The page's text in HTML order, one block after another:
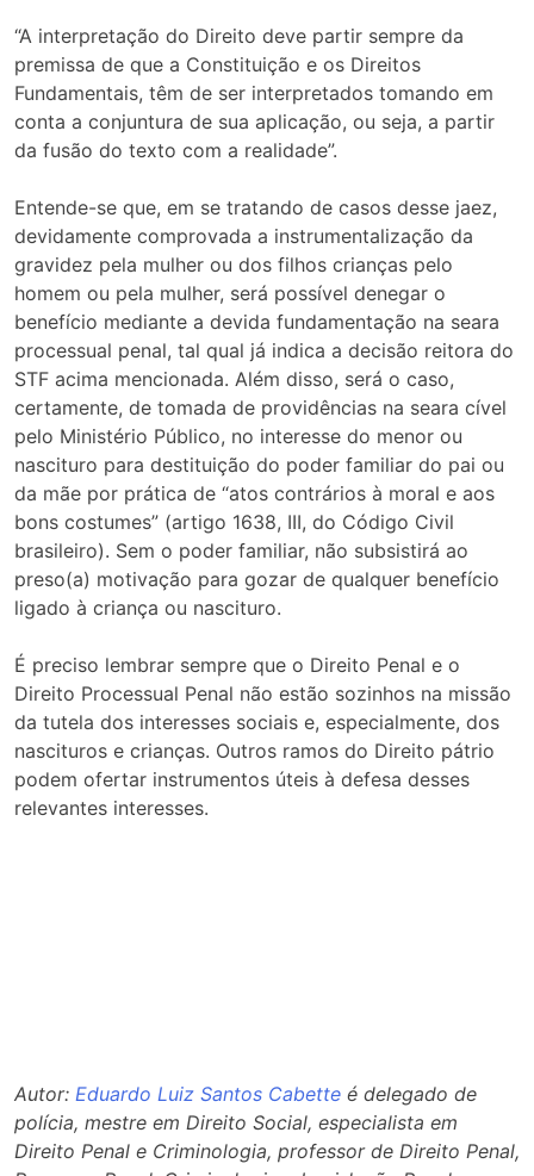
“A interpretação do Direito deve partir sempre da
premissa de que a Constituição e os Direitos
Fundamentais, têm de ser interpretados tomando em
conta a conjuntura de sua aplicação, ou seja, a partir
da fusão do texto com a realidade”.
Entende-se que, em se tratando de casos desse jaez,
devidamente comprovada a instrumentalização da
gravidez pela mulher ou dos filhos crianças pelo
homem ou pela mulher, será possível denegar o
benefício mediante a devida fundamentação na seara
processual penal, tal qual já indica a decisão reitora do
STF acima mencionada. Além disso, será o caso,
certamente, de tomada de providências na seara cível
pelo Ministério Público, no interesse do menor ou
nascituro para destituição do poder familiar do pai ou
da mãe por prática de “atos contrários à moral e aos
bons costumes” (artigo 1638, III, do Código Civil
brasileiro). Sem o poder familiar, não subsistirá ao
preso(a) motivação para gozar de qualquer benefício
ligado à criança ou nascituro.
É preciso lembrar sempre que o Direito Penal e o
Direito Processual Penal não estão sozinhos na missão
da tutela dos interesses sociais e, especialmente, dos
nascituros e crianças. Outros ramos do Direito pátrio
podem ofertar instrumentos úteis à defesa desses
relevantes interesses.
Autor: Eduardo Luiz Santos Cabette é delegado de
polícia, mestre em Direito Social, especialista em
Direito Penal e Criminologia, professor de Direito Penal,